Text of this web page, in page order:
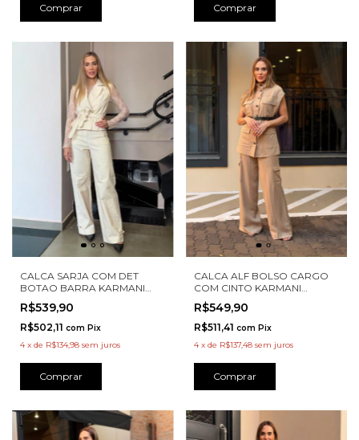
Comprar Comprar
CALCA SARJA COM DET
BOTAO BARRA KARMANI
A00043
R$539,90
R$502,11 com Pix
4 x de R$134,98 sem juros
Comprar
CALCA ALF BOLSO CARGO
COM CINTO KARMANI
A00073
R$549,90
R$511,41 com Pix
4 x de R$137,48 sem juros
Comprar